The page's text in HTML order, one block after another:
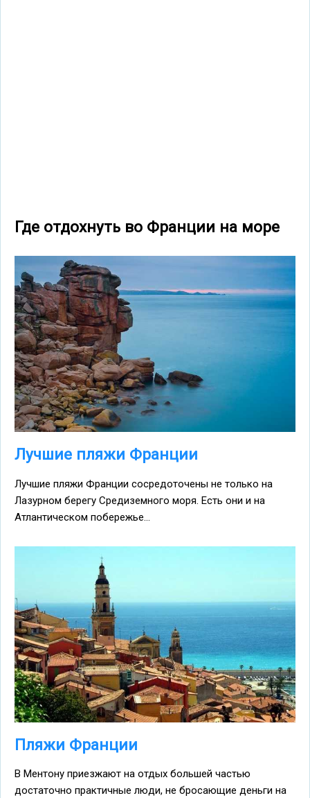
Где отдохнуть во Франции на море
Лучшие пляжи Франции
Лучшие пляжи Франции сосредоточены не только на
Лазурном берегу Средиземного моря. Есть они и на
Атлантическом побережье...
Пляжи Франции
В Ментону приезжают на отдых большей частью
достаточно практичные люди, не бросающие деньги на